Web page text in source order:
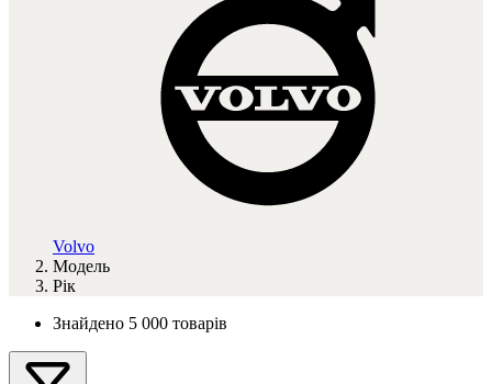
Volvo
Модель
Рік
Знайдено 5 000 товарів